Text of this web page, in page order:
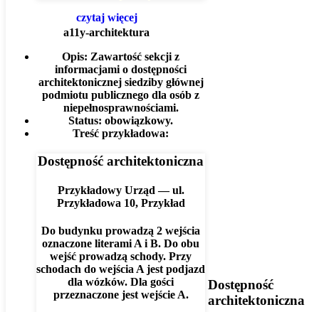
czytaj więcej
a11y-architektura
Opis: Zawartość sekcji z
informacjami o dostępności
architektonicznej siedziby głównej
podmiotu publicznego dla osób z
niepełnosprawnościami.
Status: obowiązkowy.
Treść przykładowa:
Dostępność architektoniczna
Przykładowy Urząd — ul.
Przykładowa 10, Przykład
Do budynku prowadzą 2 wejścia
oznaczone literami A i B. Do obu
wejść prowadzą schody. Przy
schodach do wejścia A jest podjazd
dla wózków. Dla gości
przeznaczone jest wejście A.
Dostępność
architektoniczna